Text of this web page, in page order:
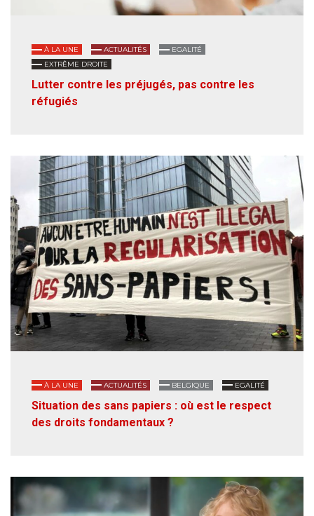
À LA UNE ACTUALITÉS
EGALITÉ
EXTRÊME DROITE
Lutter contre les préjugés, pas contre les
réfugiés
À LA UNE ACTUALITÉS BELGIQUE EGALITÉ
Situation des sans papiers : où est le respect
des droits fondamentaux ?